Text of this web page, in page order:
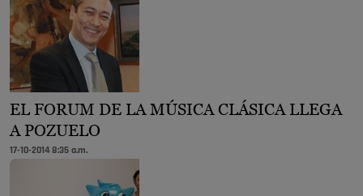
EL FORUM DE LA MÚSICA CLÁSICA LLEGA
A POZUELO
17-10-2014 8:35 a.m.